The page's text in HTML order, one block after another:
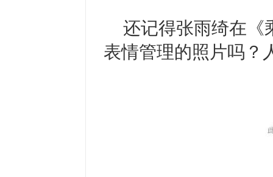
还记得张雨绮在《
表情管理的照片吗？